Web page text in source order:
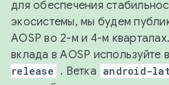
для обеспечения
экосистемы, мы будем
AOSP во 2-м и 4-м
вклада в AOSP используйте
release . Ветка android-